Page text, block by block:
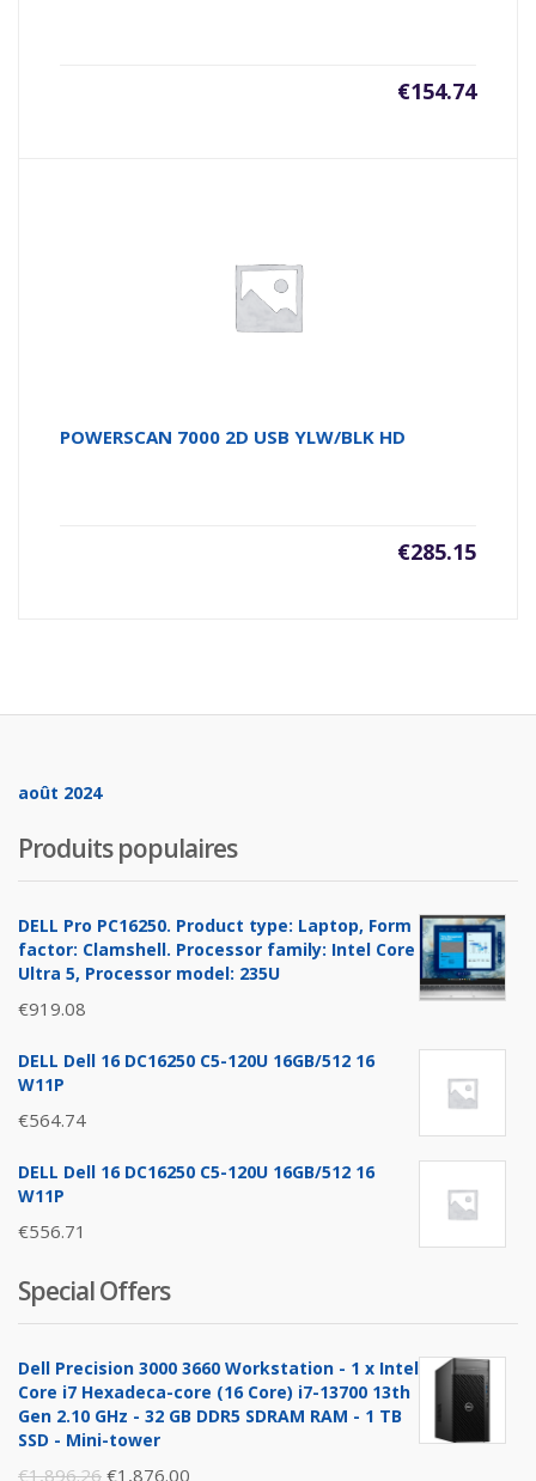
€154.74
POWERSCAN 7000 2D USB YLW/BLK HD
€285.15
août 2024
Produits populaires
DELL Pro PC16250. Product type: Laptop, Form
factor: Clamshell. Processor family: Intel Core
Ultra 5, Processor model: 235U
€919.08
DELL Dell 16 DC16250 C5-120U 16GB/512 16
W11P
€564.74
DELL Dell 16 DC16250 C5-120U 16GB/512 16
W11P
€556.71
Special Offers
Dell Precision 3000 3660 Workstation - 1 x Intel
Core i7 Hexadeca-core (16 Core) i7-13700 13th
Gen 2.10 GHz - 32 GB DDR5 SDRAM RAM - 1 TB
SSD - Mini-tower
€1,896.26 Original
€1,876.00